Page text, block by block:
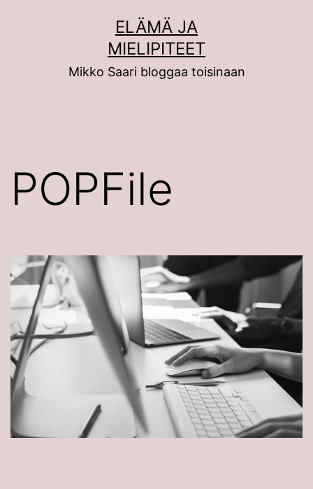
ELÄMÄ JA
MIELIPITEET
Mikko Saari bloggaa toisinaan
POPFile